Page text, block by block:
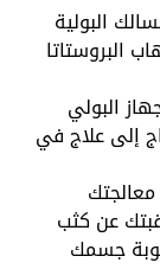
البولية
البروستاتا
البولي
إلى علاج في
عن كثب
جسمك